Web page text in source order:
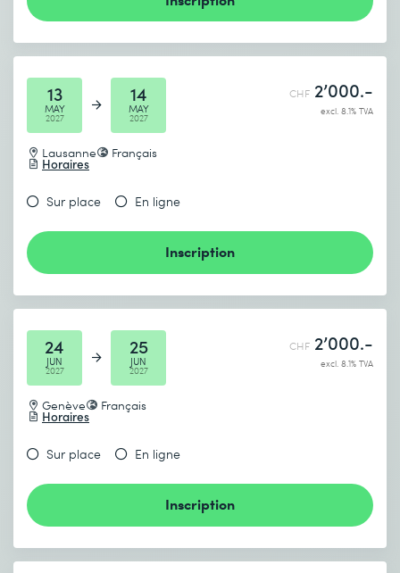
13
MAY
2027
14
MAY
2027
Lausanne Français
Horaires
CHF 2’000.-
excl. 8.1% TVA
Sur place En ligne
Inscription
24
JUN
2027
25
JUN
2027
Genève Français
Horaires
CHF 2’000.-
excl. 8.1% TVA
Sur place En ligne
Inscription